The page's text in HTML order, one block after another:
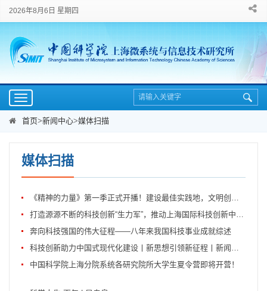
2026年8月6日 星期四
Toggle
navigation
首页>新闻中心>媒体扫描
媒体扫描
《精神的力量》第一季正式开播！建设最佳实践地，文明创建新作为
打造源源不断的科技创新“生力军”，推动上海国际科技创新中心迈上新台阶！习近平...
奔向科技强国的伟大征程——八年来我国科技事业成就综述
科技创新助力中国式现代化建设丨新思想引领新征程丨新闻联播
中国科学院上海分院系统各研究院所大学生夏令营即将开营！